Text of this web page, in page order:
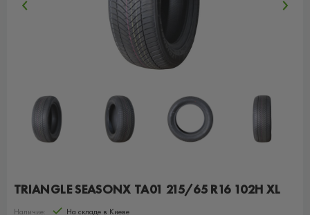
TRIANGLE SEASONX TA01 215/65 R16 102H XL
Наличие:
На складе в Киеве